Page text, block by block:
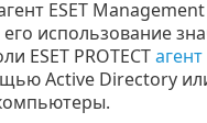
ESET
использование
ESET PROTECT
Active Directory